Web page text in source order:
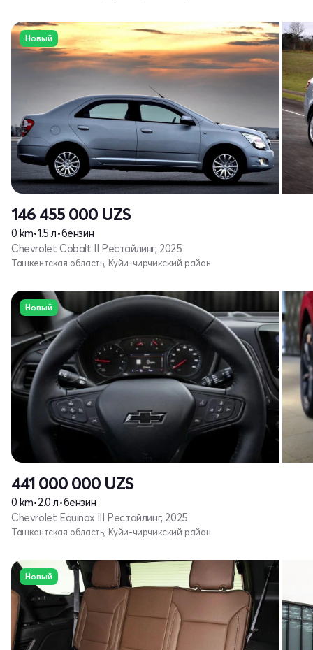
Новый
146 455 000 UZS
0 km•1.5 л•бензин
Chevrolet Cobalt II Рестайлинг, 2025
Ташкентская область, Куйи-чирчикский район
Новый
441 000 000 UZS
0 km•2.0 л•бензин
Chevrolet Equinox III Рестайлинг, 2025
Ташкентская область, Куйи-чирчикский район
Новый